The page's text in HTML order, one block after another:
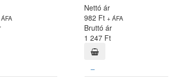
Nettó ár
982 Ft + ÁFA
Bruttó ár
1 247 Ft
–